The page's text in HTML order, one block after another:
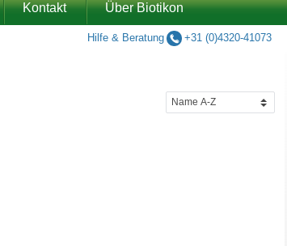
Kontakt Über Biotikon
Hilfe & Beratung +31 (0)4320-41073